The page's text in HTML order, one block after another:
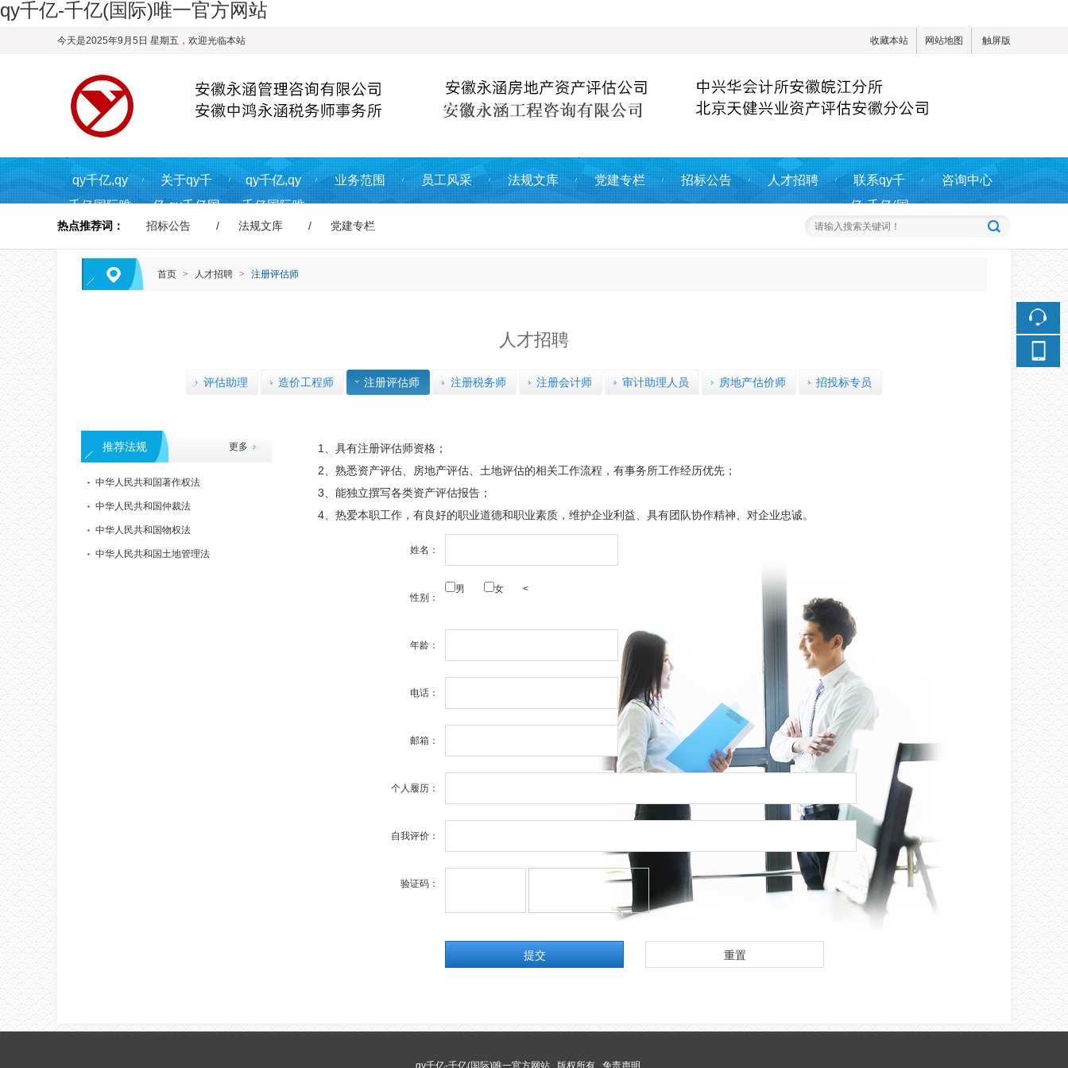
qy千亿-千亿(国际)唯一官方网站
今天是2025年9月5日 星期五，欢迎光临本站 收藏本站 网站地图 触屏版
qy千亿,qy
千亿国际唯
一入
口,qy866千
亿国际首页
关于qy千
亿,qy千亿国
际唯一入
亿国际
qy千亿,qy
千亿国际唯
一入
亿国际资讯
业务范围 员工风采 法规文库 党建专栏 招标公告 人才招聘
联系qy千
亿-千亿(国
际)唯一官方
咨询中心
热点推荐词： 招标公告 法规文库 党建专栏
首页 > 人才招聘 > 注册评估师
人才招聘
评估助理 造价工程师 注册评估师 注册税务师 注册会计师 审计助理人员 房地产估价师 招投标专员
1、具有注册评估师资格；
2、熟悉资产评估、房地产评估、土地评估的相关工作流程，有事务所工作经历优先；
3、能独立撰写各类资产评估报告；
4、热爱本职工作，有良好的职业道德和职业素质，维护企业利益、具有团队协作精神、对企业忠诚。
姓名：
性别：
男 女 <
年龄：
电话：
邮箱：
个人履历：
自我评价：
验证码：
更多
推荐法规
中华人民共和国著作权法
中华人民共和国仲裁法
中华人民共和国物权法
中华人民共和国土地管理法
qy千亿-千亿(国际)唯一官方网站 版权所有 免责声明